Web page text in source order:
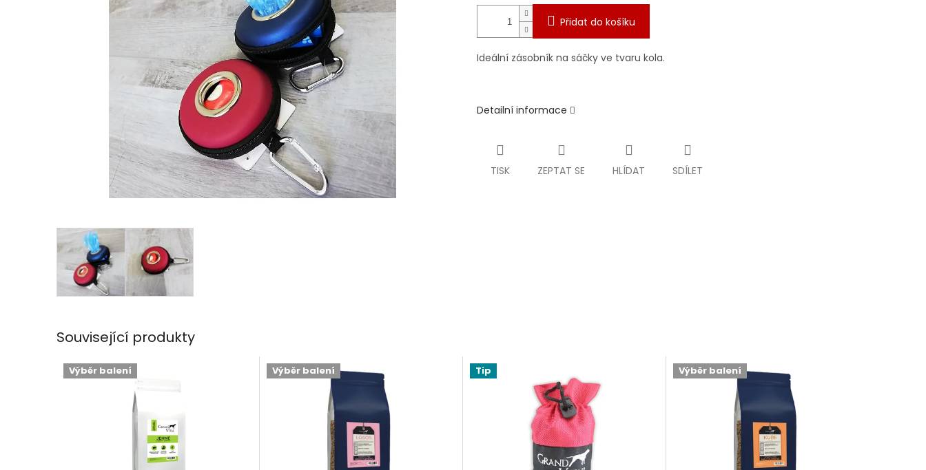
Přidat do košíku
Ideální zásobník na sáčky ve tvaru kola.
Detailní informace
TISK ZEPTAT SE HLÍDAT SDÍLET
Související produkty
Výběr balení Výběr balení Tip Výběr balení